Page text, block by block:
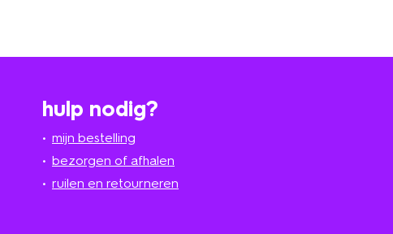
hulp nodig?
mijn bestelling
bezorgen of afhalen
ruilen en retourneren